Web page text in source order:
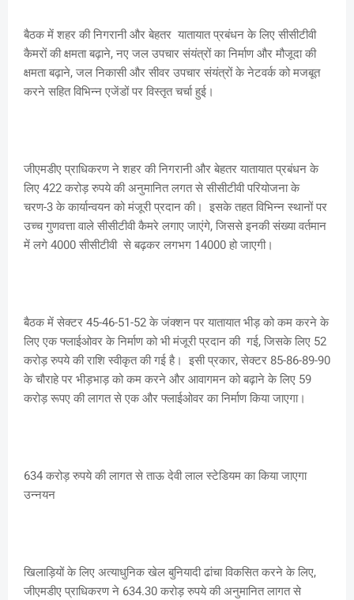
बैठक में शहर की निगरानी और बेहतर यातायात प्रबंधन के लिए सीसीटीवी
कैमरों की क्षमता बढ़ाने, नए जल उपचार संयंत्रों का निर्माण और मौजूदा की
क्षमता बढ़ाने, जल निकासी और सीवर उपचार संयंत्रों के नेटवर्क को मजबूत
करने सहित विभिन्न एजेंडों पर विस्तृत चर्चा हुई।
जीएमडीए प्राधिकरण ने शहर की निगरानी और बेहतर यातायात प्रबंधन के
लिए 422 करोड़ रुपये की अनुमानित लगत से सीसीटीवी परियोजना के
चरण-3 के कार्यान्वयन को मंजूरी प्रदान की। इसके तहत विभिन्न स्थानों पर
उच्च गुणवत्ता वाले सीसीटीवी कैमरे लगाए जाएंगे, जिससे इनकी संख्या वर्तमान
में लगे 4000 सीसीटीवी से बढ़कर लगभग 14000 हो जाएगी।
बैठक में सेक्टर 45-46-51-52 के जंक्शन पर यातायात भीड़ को कम करने के
लिए एक फ्लाईओवर के निर्माण को भी मंजूरी प्रदान की गई, जिसके लिए 52
करोड़ रुपये की राशि स्वीकृत की गई है। इसी प्रकार, सेक्टर 85-86-89-90
के चौराहे पर भीड़भाड़ को कम करने और आवागमन को बढ़ाने के लिए 59
करोड़ रूपए की लागत से एक और फ्लाईओवर का निर्माण किया जाएगा।
634 करोड़ रुपये की लागत से ताऊ देवी लाल स्टेडियम का किया जाएगा
उन्नयन
खिलाड़ियों के लिए अत्याधुनिक खेल बुनियादी ढांचा विकसित करने के लिए,
जीएमडीए प्राधिकरण ने 634.30 करोड़ रुपये की अनुमानित लागत से